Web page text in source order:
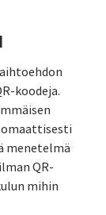
koodeja.
menetelmä
QR-
mihin